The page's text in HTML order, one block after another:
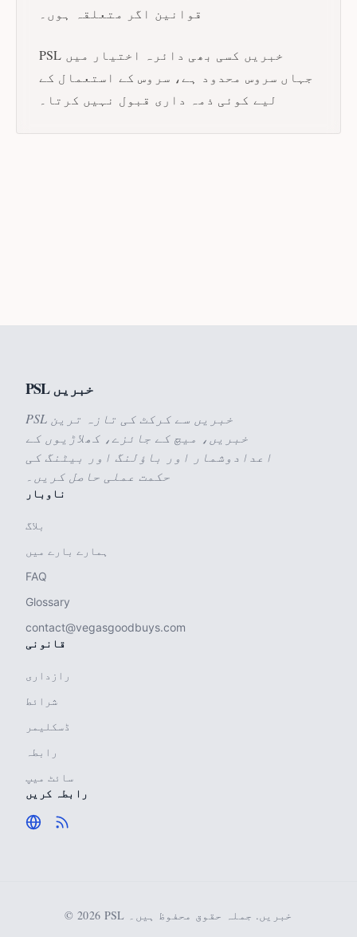
قوانین اگر متعلقہ ہوں۔
PSL خبریں کسی بھی دائرہ اختیار میں
جہاں سروس محدود ہے، سروس کے استعمال کے
لیے کوئی ذمہ داری قبول نہیں کرتا۔
PSL خبریں
PSL خبریں سے کرکٹ کی تازہ ترین
خبریں، میچ کے جائزے، کھلاڑیوں کے
اعدادوشمار اور باؤلنگ اور بیٹنگ کی
حکمت عملی حاصل کریں۔
ناوبار
بلاگ
ہمارے بارے میں
FAQ
Glossary
contact@vegasgoodbuys.com
قانونی
رازداری
شرائط
ڈسکلیمر
رابطہ
سائٹ میپ
رابطہ کریں
© 2026 PSL خبریں. جملہ حقوق محفوظ ہیں۔